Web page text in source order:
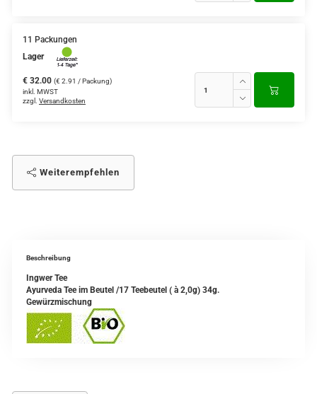
Yogi - und Beuteltee
Aromatisierter Grüntee
Aromatisierter Schwarztee
11 Packungen
Lager
€ 32.00 (€ 2.91 / Packung)
inkl. MWST
zzgl. Versandkosten
Weiterempfehlen
Beschreibung
Ingwer Tee
Ayurveda Tee im Beutel /17 Teebeutel ( à 2,0g) 34g.
Gewürzmischung